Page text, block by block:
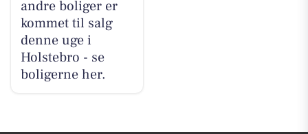
andre boliger er
kommet til salg
denne uge i
Holstebro - se
boligerne her.